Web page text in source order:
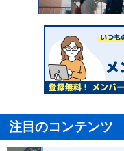
注目のコンテンツ